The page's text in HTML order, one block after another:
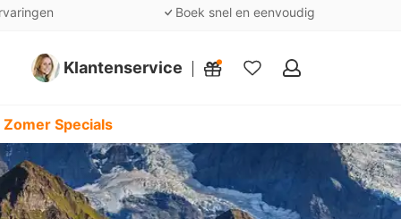
Boek snel en eenvoudig
Klantenservice
Mijn
Specials